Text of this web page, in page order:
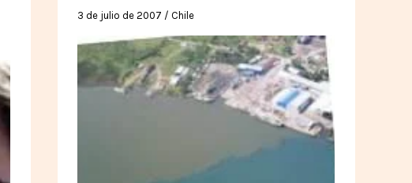
3 de julio de 2007 / Chile